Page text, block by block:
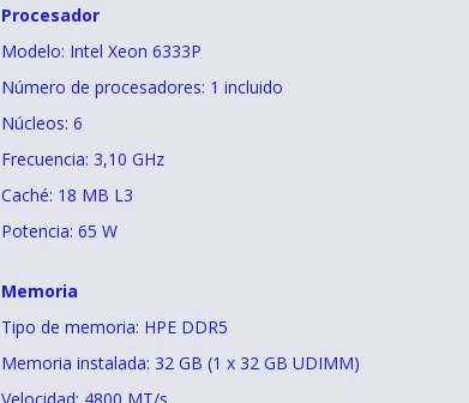
Procesador
Modelo: Intel Xeon 6333P
Número de procesadores: 1 incluido
Núcleos: 6
Frecuencia: 3,10 GHz
Caché: 18 MB L3
Potencia: 65 W
Memoria
Tipo de memoria: HPE DDR5
Memoria instalada: 32 GB (1 x 32 GB UDIMM)